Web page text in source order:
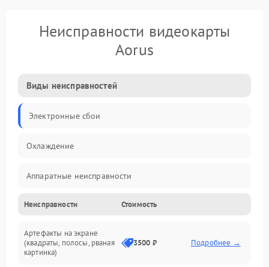
Неисправности видеокарты
Aorus
Виды неисправностей
Электронные сбои
Охлаждение
Аппаратные неисправности
Перегрев и термопроблемы
Видео
Неисправности Стоимость
Артефакты на экране
(квадраты, полосы, рваная
картинка)
3500 ₽ Подробнее →